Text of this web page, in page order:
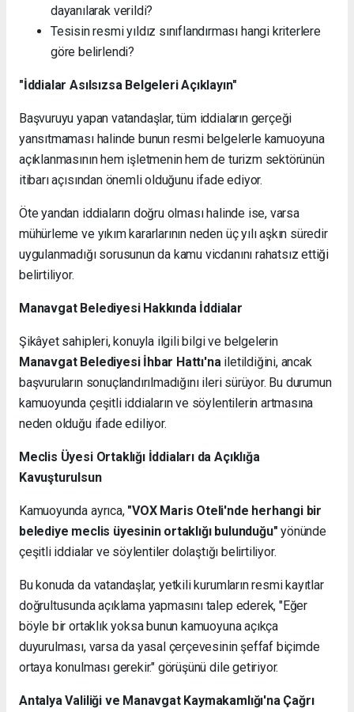
dayanılarak verildi?
Tesisin resmi yıldız sınıflandırması hangi kriterlere
göre belirlendi?
"İddialar Asılsızsa Belgeleri Açıklayın"
Başvuruyu yapan vatandaşlar, tüm iddiaların gerçeği
yansıtmaması halinde bunun resmi belgelerle kamuoyuna
açıklanmasının hem işletmenin hem de turizm sektörünün
itibarı açısından önemli olduğunu ifade ediyor.
Öte yandan iddiaların doğru olması halinde ise, varsa
mühürleme ve yıkım kararlarının neden üç yılı aşkın süredir
uygulanmadığı sorusunun da kamu vicdanını rahatsız ettiği
belirtiliyor.
Manavgat Belediyesi Hakkında İddialar
Şikâyet sahipleri, konuyla ilgili bilgi ve belgelerin
Manavgat Belediyesi İhbar Hattı'na iletildiğini, ancak
başvuruların sonuçlandırılmadığını ileri sürüyor. Bu durumun
kamuoyunda çeşitli iddiaların ve söylentilerin artmasına
neden olduğu ifade ediliyor.
Meclis Üyesi Ortaklığı İddiaları da Açıklığa
Kavuşturulsun
Kamuoyunda ayrıca, "VOX Maris Oteli'nde herhangi bir
belediye meclis üyesinin ortaklığı bulunduğu" yönünde
çeşitli iddialar ve söylentiler dolaştığı belirtiliyor.
Bu konuda da vatandaşlar, yetkili kurumların resmi kayıtlar
doğrultusunda açıklama yapmasını talep ederek, "Eğer
böyle bir ortaklık yoksa bunun kamuoyuna açıkça
duyurulması, varsa da yasal çerçevesinin şeffaf biçimde
ortaya konulması gerekir." görüşünü dile getiriyor.
Antalya Valiliği ve Manavgat Kaymakamlığı'na Çağrı